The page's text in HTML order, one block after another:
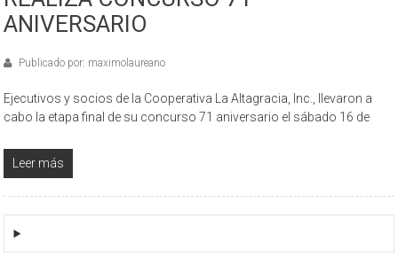
ANIVERSARIO
Publicado por: maximolaureano
Ejecutivos y socios de la Cooperativa La Altagracia, Inc., llevaron a
cabo la etapa final de su concurso 71 aniversario el sábado 16 de
Leer más